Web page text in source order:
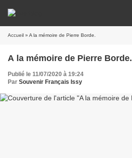
Accueil » A la mémoire de Pierre Borde.
A la mémoire de Pierre Borde.
Publié le 11/07/2020 à 19:24
Par Souvenir Français Issy